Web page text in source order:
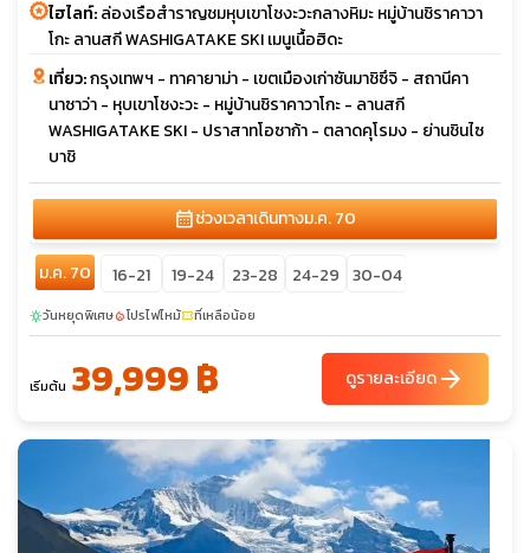
ไฮไลท์:ล่องเรือสำราญชมหุบเขาโชงะวะกลางหิมะ หมู่บ้านชิราคาวา
โกะ ลานสกี WASHIGATAKE SKI เมนูเนื้อฮิดะ
เที่ยว:กรุงเทพฯ - ทาคายาม่า - เขตเมืองเก่าซันมาชิซึจิ - สถานีคา
นาซาว่า - หุบเขาโชงะวะ - หมู่บ้านชิราคาวาโกะ - ลานสกี
WASHIGATAKE SKI - ปราสาทโอซาก้า - ตลาดคุโรมง - ย่านชินไซ
บาชิ
calendar_monthช่วงเวลาเดินทางม.ค. 70
ม.ค. 70 16-21 19-24 23-28 24-29 30-04
sunnyวันหยุดพิเศษlocal_fire_departmentโปรไฟไหม้confirmation_numberที่เหลือน้อย
เริ่มต้น 39,999 ฿ ดูรายละเอียดarrow_forward